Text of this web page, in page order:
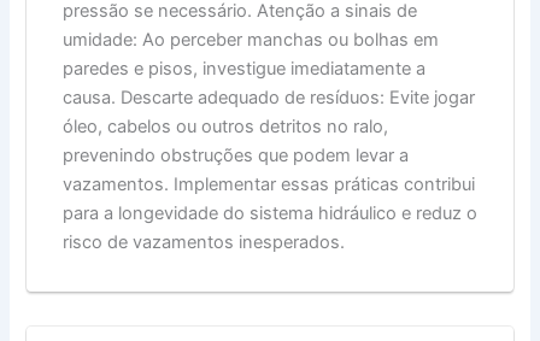
pressão se necessário. Atenção a sinais de
umidade: Ao perceber manchas ou bolhas em
paredes e pisos, investigue imediatamente a
causa. Descarte adequado de resíduos: Evite jogar
óleo, cabelos ou outros detritos no ralo,
prevenindo obstruções que podem levar a
vazamentos. Implementar essas práticas contribui
para a longevidade do sistema hidráulico e reduz o
risco de vazamentos inesperados.